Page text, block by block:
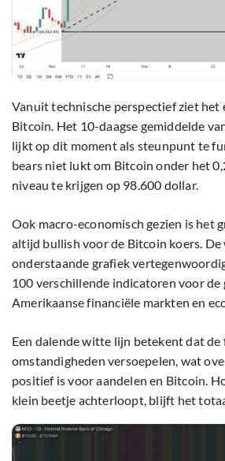
Vanuit technische perspectief ziet het
Bitcoin. Het 10-daagse gemiddelde
lijkt op dit moment als steunpunt te
bears niet lukt om Bitcoin onder het
niveau te krijgen op 98.600 dollar.
Ook macro-economisch gezien is het
altijd bullish voor de Bitcoin koers.
onderstaande grafiek
100 verschillende indicatoren voor de
Amerikaanse financiële markten en
Een dalende witte lijn betekent dat de
omstandigheden versoepelen, wat
positief is voor aandelen en Bitcoin.
klein beetje achterloopt, blijft het